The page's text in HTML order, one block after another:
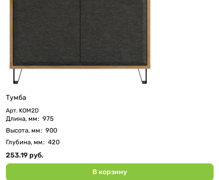
Тумба
Арт. KOM2D
Длина, мм: 975
Высота, мм: 900
Глубина, мм: 420
253.19 руб.
В корзину